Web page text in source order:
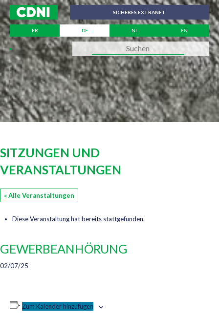
SICHERES EXTRANET
FR DE NL EN
SITZUNGEN UND
VERANSTALTUNGEN
« Alle Veranstaltungen
Diese Veranstaltung hat bereits stattgefunden.
GEWERBEANHÖRUNG
02/07/25
Zum Kalender hinzufügen
Cookie-Einstellungen